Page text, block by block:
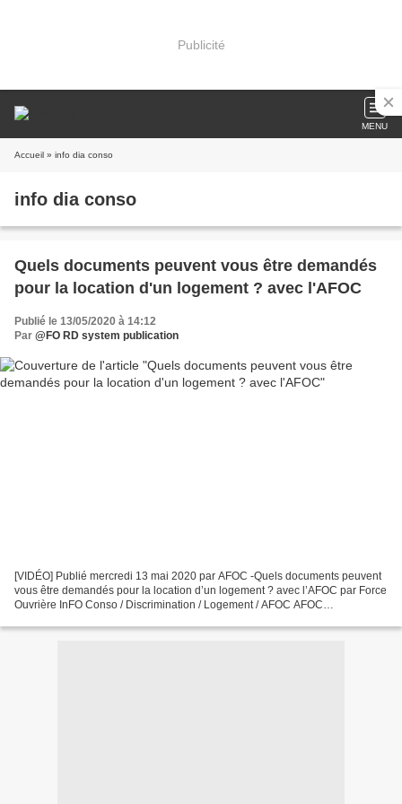
Publicité
MENU
Accueil » info dia conso
info dia conso
Quels documents peuvent vous être demandés
pour la location d'un logement ? avec l'AFOC
Publié le 13/05/2020 à 14:12
Par @FO RD system publication
[VIDÉO] Publié mercredi 13 mai 2020 par AFOC -Quels documents peuvent
vous être demandés pour la location d’un logement ? avec l’AFOC par Force
Ouvrière InFO Conso / Discrimination / Logement / AFOC AFOC